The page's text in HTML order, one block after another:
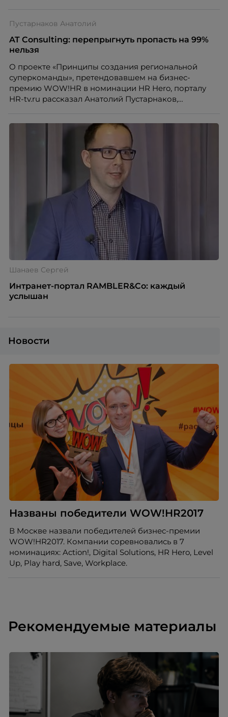
Пустарнаков Анатолий
AT Consulting: перепрыгнуть пропасть на 99%
нельзя
О проекте «Принципы создания региональной
суперкоманды», претендовавшем на бизнес-
премию WOW!HR в номинации HR Hero, порталу
HR-tv.ru рассказал Анатолий Пустарнаков,
Шанаев Сергей
Интранет-портал RAMBLER&Co: каждый
услышан
Новости
Названы победители WOW!HR2017
В Москве назвали победителей бизнес-премии
WOW!HR2017. Компании соревновались в 7
номинациях: Action!, Digital Solutions, HR Hero, Level
Up, Play hard, Save, Workplace.
Рекомендуемые материалы